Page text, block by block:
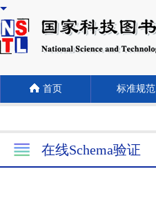
首页 标准规范
在线Schema验证